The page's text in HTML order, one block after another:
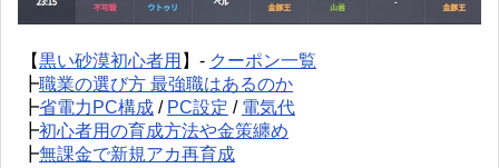
【黒い砂漠初心者用 】- クーポン一覧
┣職業の選び方 最強職はあるのか
┣省電力PC構成 / PC設定 / 電気代
┣初心者用の育成方法や金策纏め
┣無課金で新規アカ再育成